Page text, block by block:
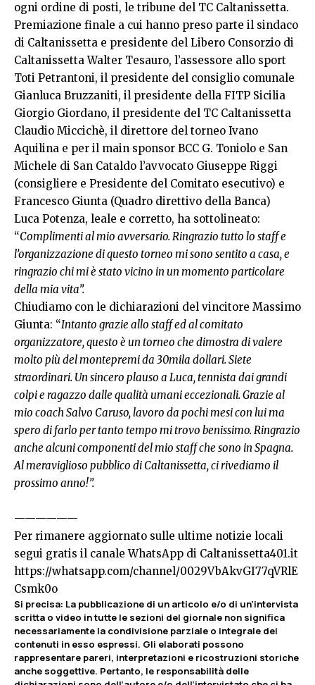
ogni ordine di posti, le tribune del TC Caltanissetta.
Premiazione finale a cui hanno preso parte il sindaco
di Caltanissetta e presidente del Libero Consorzio di
Caltanissetta Walter Tesauro, l’assessore allo sport
Toti Petrantoni, il presidente del consiglio comunale
Gianluca Bruzzaniti, il presidente della FITP Sicilia
Giorgio Giordano, il presidente del TC Caltanissetta
Claudio Miccichè, il direttore del torneo Ivano
Aquilina e per il main sponsor BCC G. Toniolo e San
Michele di San Cataldo l’avvocato Giuseppe Riggi
(consigliere e Presidente del Comitato esecutivo) e
Francesco Giunta (Quadro direttivo della Banca)
Luca Potenza, leale e corretto, ha sottolineato:
“Complimenti al mio avversario. Ringrazio tutto lo staff e
l’organizzazione di questo torneo mi sono sentito a casa, e
ringrazio chi mi è stato vicino in un momento particolare
della mia vita”.
Chiudiamo con le dichiarazioni del vincitore Massimo
Giunta: “Intanto grazie allo staff ed al comitato
organizzatore, questo è un torneo che dimostra di valere
molto più del montepremi da 30mila dollari. Siete
straordinari. Un sincero plauso a Luca, tennista dai grandi
colpi e ragazzo dalle qualità umani eccezionali. Grazie al
mio coach Salvo Caruso, lavoro da pochi mesi con lui ma
spero di farlo per tanto tempo mi trovo benissimo. Ringrazio
anche alcuni componenti del mio staff che sono in Spagna.
Al meraviglioso pubblico di Caltanissetta, ci rivediamo il
prossimo anno!”.
——————
Per rimanere aggiornato sulle ultime notizie locali
segui gratis il canale WhatsApp di Caltanissetta401.it
https://whatsapp.com/channel/0029VbAkvGI77qVRlE
Csmk0o
Si precisa: La pubblicazione di un articolo e/o di un’intervista
scritta o video in tutte le sezioni del giornale non significa
necessariamente la condivisione parziale o integrale dei
contenuti in esso espressi. Gli elaborati possono
rappresentare pareri, interpretazioni e ricostruzioni storiche
anche soggettive. Pertanto, le responsabilità delle